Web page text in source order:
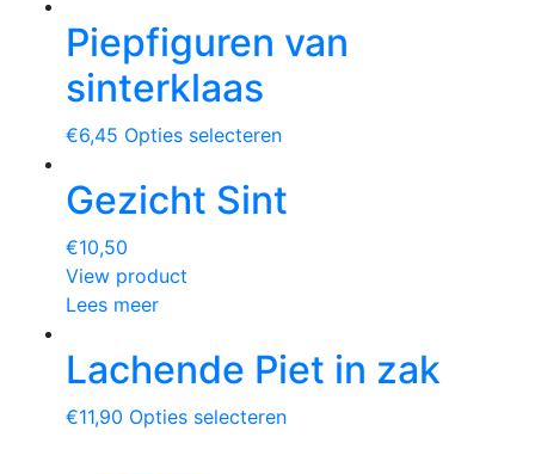
Piepfiguren van
sinterklaas
€6,45 Opties selecteren
Gezicht Sint
€10,50
View product
Lees meer
Lachende Piet in zak
€11,90 Opties selecteren